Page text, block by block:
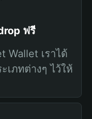
ฟรี
Wallet เราได้
เภทต่างๆ ไว้ให้